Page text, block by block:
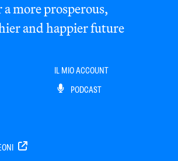
a more prosperous,
and happier future
IL MIO ACCOUNT
PODCAST